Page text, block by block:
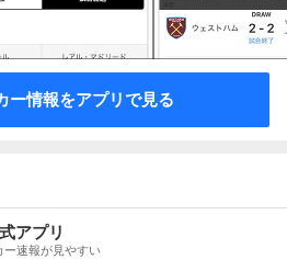
ー情報をアプリで見る
アプリ
ー速報が見やすい